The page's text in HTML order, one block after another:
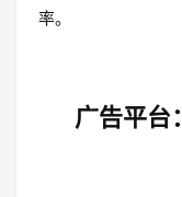
率。
广告平台